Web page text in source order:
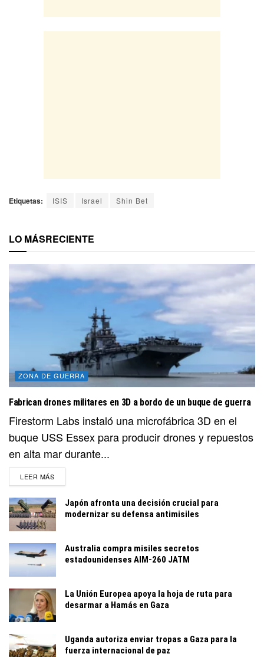
Etiquetas: ISIS Israel Shin Bet
LO MÁSRECIENTE
ZONA DE GUERRA
Fabrican drones militares en 3D a bordo de un buque de guerra
Firestorm Labs instaló una microfábrica 3D en el
buque USS Essex para producir drones y repuestos
en alta mar durante...
LEER MÁSDETAILS
Japón afronta una decisión crucial para
modernizar su defensa antimisiles
Australia compra misiles secretos
estadounidenses AIM-260 JATM
La Unión Europea apoya la hoja de ruta para
desarmar a Hamás en Gaza
Uganda autoriza enviar tropas a Gaza para la
fuerza internacional de paz